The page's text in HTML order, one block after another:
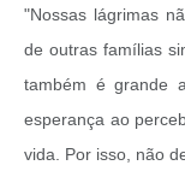
"Nossas lágrimas
de outras famílias
também é grande
esperança ao
vida. Por isso, não